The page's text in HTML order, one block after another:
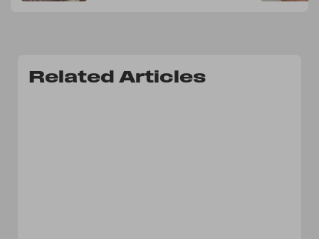
Related Articles